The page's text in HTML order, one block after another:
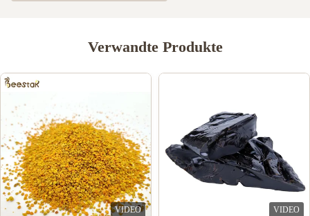
Shawn Olson
Very happy with this product! It is exactly what I wanted and
much better than last time I bought n=mouse guards elsewhere,
Thank you!
J Joe Ellis
Mar 24.2023
Verwandte Produkte
VIDEO VIDEO